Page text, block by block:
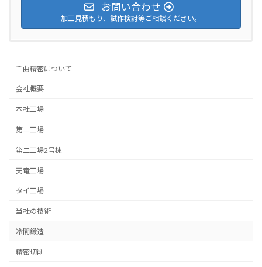
お問い合わせ
加工見積もり、試作検討等ご相談ください。
千曲精密について
会社概要
本社工場
第二工場
第二工場2号棟
天竜工場
タイ工場
当社の技術
冷間鍛造
精密切削